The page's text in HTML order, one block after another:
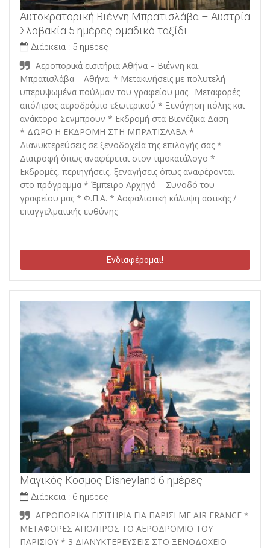
Αυτοκρατορική Βιέννη Μπρατισλάβα – Αυστρία
Σλοβακία 5 ημέρες ομαδικό ταξίδι
Διάρκεια : 5 ημέρες
Αεροπορικά εισιτήρια Αθήνα – Βιέννη και
Μπρατισλάβα – Αθήνα. * Μετακινήσεις με πολυτελή
υπερυψωμένα πούλμαν του γραφείου μας. Μεταφορές
από/προς αεροδρόμιο εξωτερικού * Ξενάγηση πόλης και
ανάκτορο Σενμπρουν * Εκδρομή στα Βιενέζικα Δάση
* ΔΩΡΟ Η ΕΚΔΡΟΜΗ ΣΤΗ ΜΠΡΑΤΙΣΛΑΒΑ *
Διανυκτερεύσεις σε ξενοδοχεία της επιλογής σας *
Διατροφή όπως αναφέρεται στον τιμοκατάλογο *
Εκδρομές, περιηγήσεις, ξεναγήσεις όπως αναφέρονται
στο πρόγραμμα * Έμπειρο Αρχηγό – Συνοδό του
γραφείου μας * Φ.Π.Α. * Ασφαλιστική κάλυψη αστικής /
επαγγελματικής ευθύνης
Ενδιαφέρομαι!
Μαγικός Κοσμος Disneyland 6 ημέρες
Διάρκεια : 6 ημέρες
ΑΕΡΟΠΟΡΙΚΑ ΕΙΣΙΤΗΡΙΑ ΓΙΑ ΠΑΡΙΣΙ ME AIR FRANCE *
ΜΕΤΑΦΟΡΕΣ ΑΠΟ/ΠΡΟΣ ΤΟ ΑΕΡΟΔΡΟΜΙΟ ΤΟΥ
ΠΑΡΙΣΙΟΥ * 3 ΔΙΑΝΥΚΤΕΡΕΥΣΕΙΣ ΣΤΟ ΞΕΝΟΔΟΧΕΙΟ